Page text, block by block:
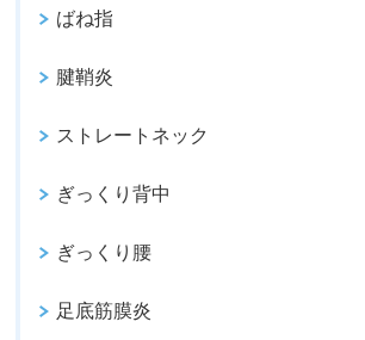
ばね指
腱鞘炎
ストレートネック
ぎっくり背中
ぎっくり腰
足底筋膜炎